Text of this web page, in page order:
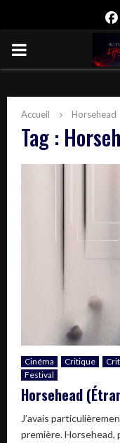
PRIMARY
Accueil Horsehead
Tag :
Cinéma Critique
Festival
Horsehead
J’avais
première. Horsehead,